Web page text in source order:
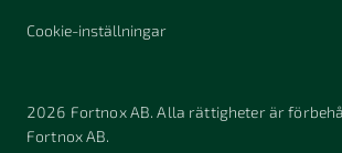
Cookie-inställningar
2026 Fortnox AB. Alla rättigheter är
Fortnox AB.